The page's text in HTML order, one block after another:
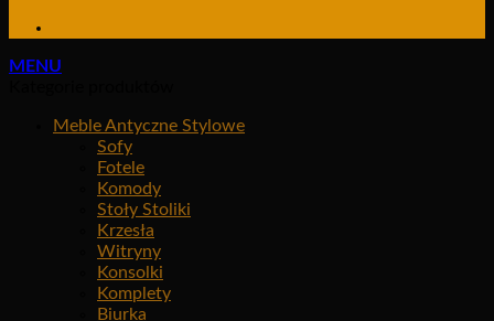
MENU
Meble Antyczne Stylowe
Sofy
Fotele
Komody
Stoły Stoliki
Krzesła
Witryny
Konsolki
Komplety
Biurka